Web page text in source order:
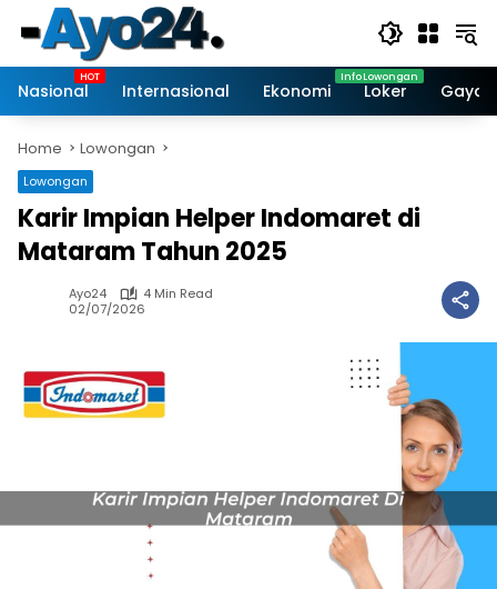
content
Nasional
Internasional Ekonomi Loker Gaya
Home Lowongan
Lowongan
Karir Impian Helper Indomaret di
Mataram Tahun 2025
Ayo24
4 Min Read
02/07/2026